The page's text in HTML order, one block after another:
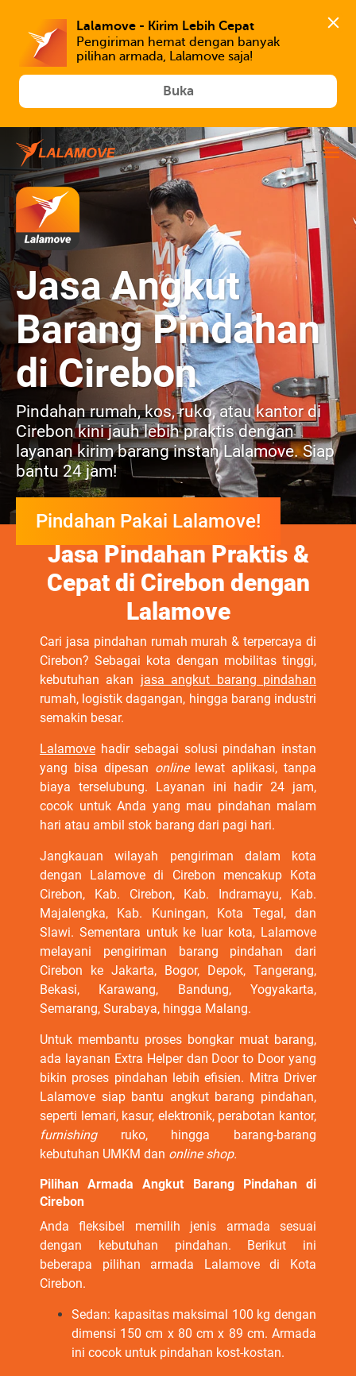
Lalamove - Kirim Lebih Cepat
Pengiriman hemat dengan banyak
Buka
Jasa Angkut
Barang Pindahan
di Cirebon
Pindahan rumah, kos, ruko, atau kantor di
Cirebon kini jauh lebih praktis dengan
layanan kirim barang instan Lalamove. Siap
bantu 24 jam!
Pindahan Pakai Lalamove!
Jasa Pindahan Praktis &
Cepat di Cirebon dengan
Lalamove
Cari jasa pindahan rumah murah & terpercaya di
Cirebon? Sebagai kota dengan mobilitas tinggi,
kebutuhan akan jasa angkut barang pindahan
rumah, logistik dagangan, hingga barang industri
semakin besar.
Lalamove hadir sebagai solusi pindahan instan
yang bisa dipesan onlinelewat aplikasi, tanpa
biaya terselubung. Layanan ini hadir 24 jam,
cocok untuk Anda yang mau pindahan malam
hari atau ambil stok barang dari pagi hari.
Jangkauan wilayah pengiriman dalam kota
dengan Lalamove di Cirebon mencakup Kota
Cirebon, Kab. Cirebon, Kab. Indramayu, Kab.
Majalengka, Kab. Kuningan, Kota Tegal, dan
Slawi. Sementara untuk ke luar kota, Lalamove
melayani pengiriman barang pindahan dari
Cirebon ke Jakarta, Bogor, Depok, Tangerang,
Bekasi, Karawang, Bandung, Yogyakarta,
Semarang, Surabaya, hingga Malang.
Untuk membantu proses bongkar muat barang,
ada layanan Extra Helper dan Door to Door yang
bikin proses pindahan lebih efisien. Mitra Driver
Lalamove siap bantu angkut barang pindahan,
seperti lemari, kasur, elektronik, perabotan kantor,
furnishing ruko, hingga barang-barang
kebutuhan UMKM dan online shop.
Pilihan Armada Angkut Barang Pindahan di
Cirebon
Anda fleksibel memilih jenis armada sesuai
dengan kebutuhan pindahan. Berikut ini
beberapa pilihan armada Lalamove di Kota
Cirebon.
Sedan: kapasitas maksimal 100 kg dengan
dimensi 150 cm x 80 cm x 89 cm. Armada
ini cocok untuk pindahan kost-kostan.